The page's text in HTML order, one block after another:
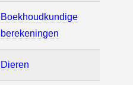
Boekhoudkundige
berekeningen
Dieren